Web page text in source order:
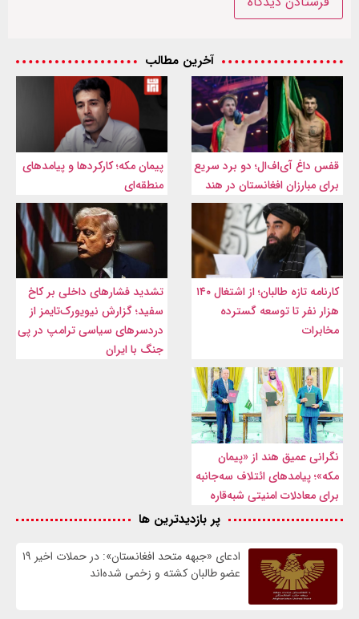
آخرین مطالب
قفس داغ آی‌اف‌ال؛ دو برد سریع
برای مبارزان افغانستان در هند
پیمان مکه؛ کارکردها و پیامدهای
منطقه‌ای
کارنامه تازه طالبان؛ از اشتغال ۱۴۰
هزار نفر تا توسعه گسترده
مخابرات
تشدید فشارهای داخلی بر کاخ
سفید؛ گزارش نیویورک‌تایمز از
دردسرهای سیاسی ترامپ در پی
جنگ با ایران
نگرانی عمیق هند از «پیمان
مکه»؛ پیامدهای ائتلاف سه‌جانبه
برای معادلات امنیتی شبه‌قاره
پر بازدیدترین ها
ادعای «جبهه متحد افغانستان»: در حملات اخیر ۱۹
عضو طالبان کشته و زخمی شده‌اند